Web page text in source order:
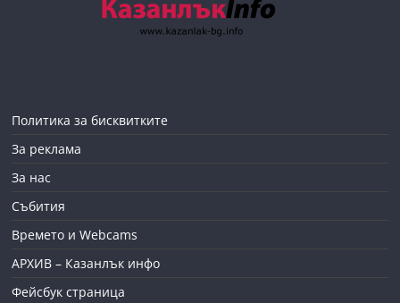
Политика за бисквитките
За реклама
За нас
Събития
Времето и Webcams
АРХИВ – Казанлък инфо
Фейсбук страница